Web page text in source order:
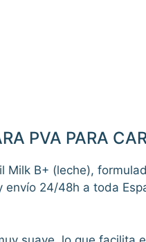
PVA PARA
Milk B+ (leche),
envío 24/48h a toda